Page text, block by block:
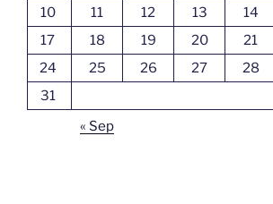
10
11 12 13 14
17
18 19 20 21
24
25 26 27 28
31
« Sep